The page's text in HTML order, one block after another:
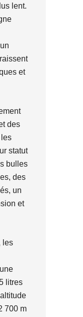
lent.
et
des
statut
bulles
des
un
et
les
litres
700 m